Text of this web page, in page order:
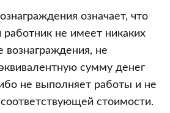
означает, что
не имеет никаких
вознаграждения, не
сумму денег
не выполняет работы и не
стоимости.